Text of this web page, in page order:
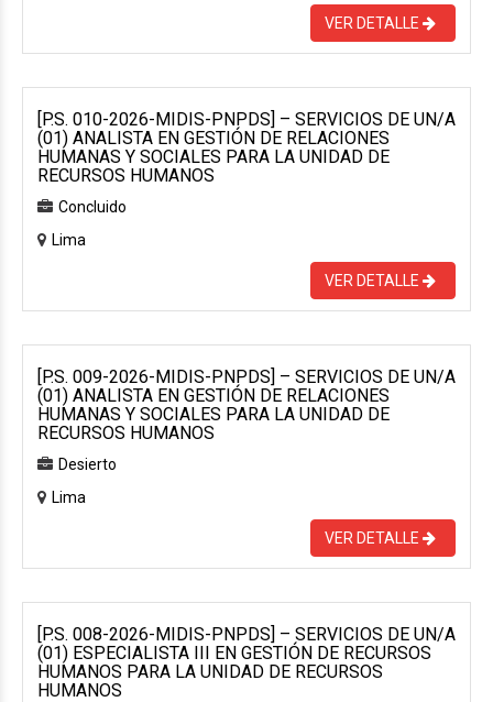
VER DETALLE
[P.S. 010-2026-MIDIS-PNPDS] – SERVICIOS DE UN/A
(01) ANALISTA EN GESTIÓN DE RELACIONES
HUMANAS Y SOCIALES PARA LA UNIDAD DE
RECURSOS HUMANOS
Concluido
Lima
VER DETALLE
[P.S. 009-2026-MIDIS-PNPDS] – SERVICIOS DE UN/A
(01) ANALISTA EN GESTIÓN DE RELACIONES
HUMANAS Y SOCIALES PARA LA UNIDAD DE
RECURSOS HUMANOS
Desierto
Lima
VER DETALLE
[P.S. 008-2026-MIDIS-PNPDS] – SERVICIOS DE UN/A
(01) ESPECIALISTA III EN GESTIÓN DE RECURSOS
HUMANOS PARA LA UNIDAD DE RECURSOS
HUMANOS